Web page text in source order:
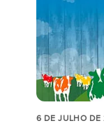
6 DE JULHO DE